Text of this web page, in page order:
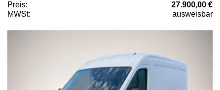
Preis:
27.900,00 €
MWSt:
ausweisbar